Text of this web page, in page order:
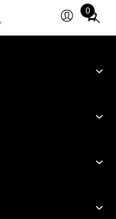
0
Total
items
cart: